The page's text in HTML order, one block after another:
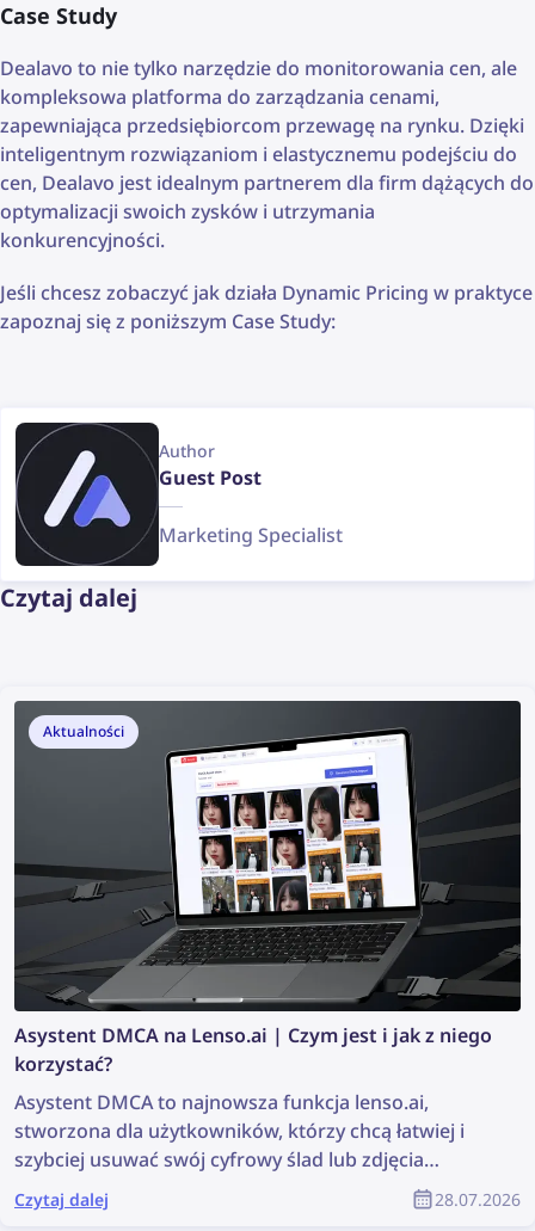
Case Study
Dealavo to nie tylko narzędzie do monitorowania cen, ale
kompleksowa platforma do zarządzania cenami,
zapewniająca przedsiębiorcom przewagę na rynku. Dzięki
inteligentnym rozwiązaniom i elastycznemu podejściu do
cen, Dealavo jest idealnym partnerem dla firm dążących do
optymalizacji swoich zysków i utrzymania
konkurencyjności.
Jeśli chcesz zobaczyć jak działa Dynamic Pricing w praktyce
zapoznaj się z poniższym Case Study:
Author
Guest Post
Marketing Specialist
Czytaj dalej
Aktualności
Asystent DMCA na Lenso.ai | Czym jest i jak z niego
korzystać?
Asystent DMCA to najnowsza funkcja lenso.ai,
stworzona dla użytkowników, którzy chcą łatwiej i
szybciej usuwać swój cyfrowy ślad lub zdjęcia
chronione prawem autorskim. Narzędzie generuje
gotowe do wklejenia wiadomości e-mail, które
Czytaj dalej 28.07.2026